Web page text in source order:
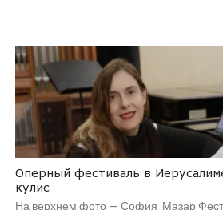
Оперный фестиваль в
кулис
На верхнем фото — София Мазар